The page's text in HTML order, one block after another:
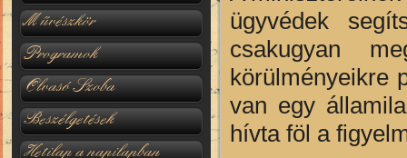
Művészkör
Programok
Olvasó Szoba
Beszélgetések
Hetilap a napilapban
ügyvédek
csakugyan
körülményeikre
van egy
hívta föl a